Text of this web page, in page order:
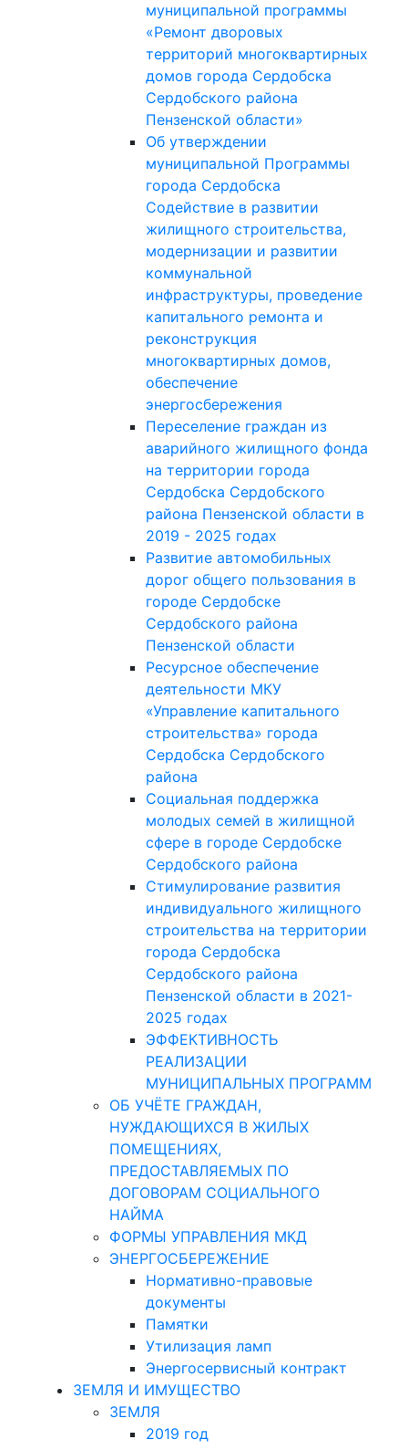
муниципальной программы
«Ремонт дворовых
территорий многоквартирных
домов города Сердобска
Сердобского района
Пензенской области»
Об утверждении
муниципальной Программы
города Сердобска
Содействие в развитии
жилищного строительства,
модернизации и развитии
коммунальной
инфраструктуры, проведение
капитального ремонта и
реконструкция
многоквартирных домов,
обеспечение
энергосбережения
Переселение граждан из
аварийного жилищного фонда
на территории города
Сердобска Сердобского
района Пензенской области в
2019 - 2025 годах
Развитие автомобильных
дорог общего пользования в
городе Сердобске
Сердобского района
Пензенской области
Ресурсное обеспечение
деятельности МКУ
«Управление капитального
строительства» города
Сердобска Сердобского
района
Социальная поддержка
молодых семей в жилищной
сфере в городе Сердобске
Сердобского района
Стимулирование развития
индивидуального жилищного
строительства на территории
города Сердобска
Сердобского района
Пензенской области в 2021-
2025 годах
ЭФФЕКТИВНОСТЬ
РЕАЛИЗАЦИИ
МУНИЦИПАЛЬНЫХ ПРОГРАММ
ОБ УЧЁТЕ ГРАЖДАН,
НУЖДАЮЩИХСЯ В ЖИЛЫХ
ПОМЕЩЕНИЯХ,
ПРЕДОСТАВЛЯЕМЫХ ПО
ДОГОВОРАМ СОЦИАЛЬНОГО
НАЙМА
ФОРМЫ УПРАВЛЕНИЯ МКД
ЭНЕРГОСБЕРЕЖЕНИЕ
Нормативно-правовые
документы
Памятки
Утилизация ламп
Энергосервисный контракт
ЗЕМЛЯ И ИМУЩЕСТВО
ЗЕМЛЯ
2019 год